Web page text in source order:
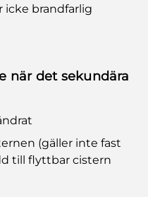
icke brandfarlig
när det sekundära
(gäller inte fast
till flyttbar cistern